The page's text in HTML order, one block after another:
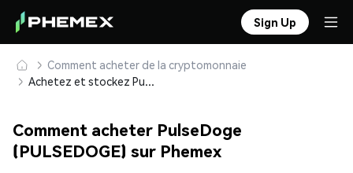
Sign Up
Comment acheter de la cryptomonnaie
Achetez et stockez PulseDoge (PULSEDOGE) en toute sécurité
Comment acheter PulseDoge
(PULSEDOGE) sur Phemex